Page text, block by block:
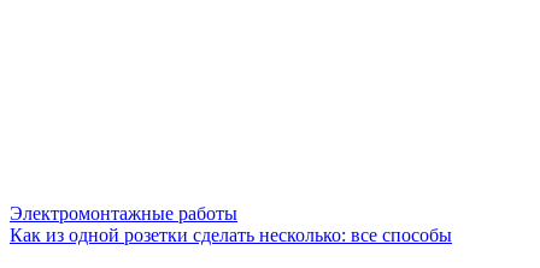
Электромонтажные работы
Как из одной розетки сделать несколько: все способы